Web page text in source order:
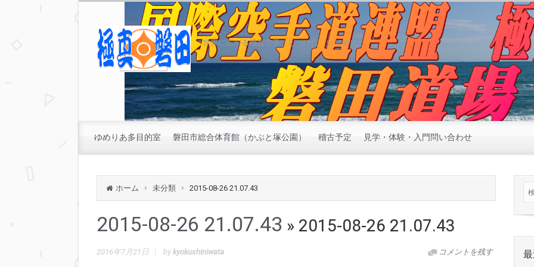
世界に広がる極真空手 しつけに いじめに
ゆめりあ多目的室 磐田市総合体育館（かぶと塚公園） 稽古予定 見学・体験・入門問い合わせ
ホーム 未分類 2015-08-26 21.07.43
2015-08-26 21.07.43 » 2015-08-26 21.07.43
2016年7月21日 コメントを残す
by kyokushiniwata